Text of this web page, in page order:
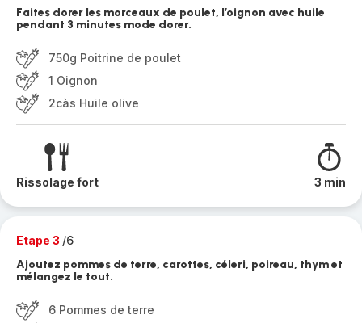
Faites dorer les morceaux de poulet, l’oignon avec huile
pendant 3 minutes mode dorer.
750g Poitrine de poulet
1 Oignon
2càs Huile olive
Rissolage fort 3 min
Etape 3 /6
Ajoutez pommes de terre, carottes, céleri, poireau, thym et
mélangez le tout.
6 Pommes de terre